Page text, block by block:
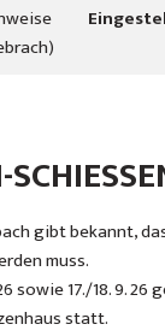
gibt bekannt,
muss.
sowie 17./18. 9.
statt.